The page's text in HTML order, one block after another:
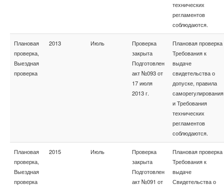
технических
регламентов
соблюдаются.
Плановая
проверка,
Выездная
проверка
2013 Июль
Проверка
закрыта
Подготовлен
акт №093 от
17 июля
2013 г.
Плановая проверка
Требования к
выдаче
свидетельства о
допуске, правила
саморегулирования
и Требования
технических
регламентов
соблюдаются.
Плановая
проверка,
Выездная
проверка
2015 Июль
Проверка
закрыта
Подготовлен
акт №091 от
Плановая проверка
Требования к
выдаче
Свидетельства о